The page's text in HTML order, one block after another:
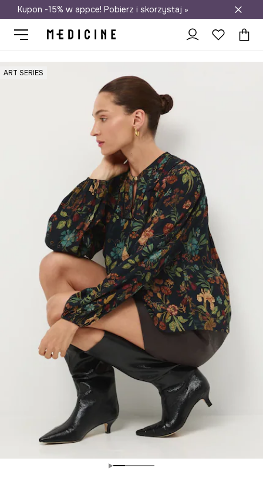
Darmowa dostawa do salonów
Kupon -15% w appce! Pobierz i skorzystaj »
ART SERIES